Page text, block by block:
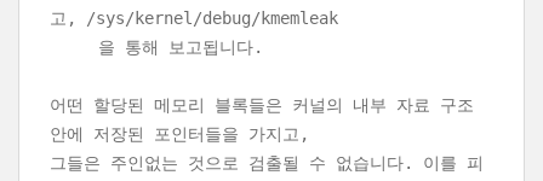
고, /sys/kernel/debug/kmemleak
을 통해 보고됩니다.
어떤 할당된 메모리 블록들은 커널의 내부 자료 구조
안에 저장된 포인터들을 가지고,
그들은 주인없는 것으로 검출될 수 없습니다. 이를 피